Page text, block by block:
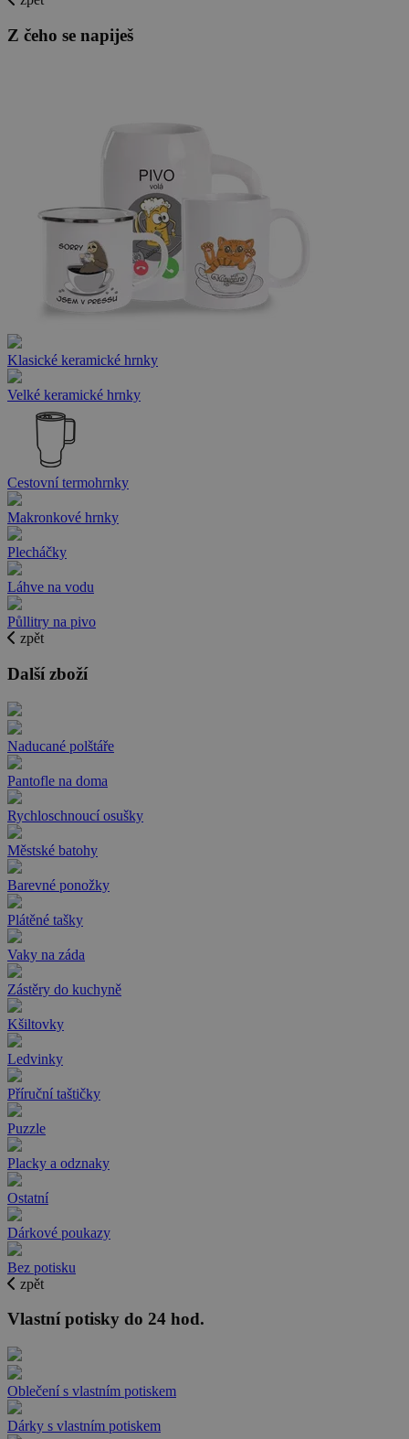
Z čeho se napiješ
Klasické keramické hrnky
Velké keramické hrnky
Cestovní termohrnky
Makronkové hrnky
Plecháčky
Láhve na vodu
Půllitry na pivo
zpět
Další zboží
Naducané polštáře
Pantofle na doma
Rychloschnoucí osušky
Městské batohy
Barevné ponožky
Plátěné tašky
Vaky na záda
Zástěry do kuchyně
Kšiltovky
Ledvinky
Příruční taštičky
Puzzle
Placky a odznaky
Ostatní
Dárkové poukazy
Bez potisku
zpět
Vlastní potisky do 24 hod.
Oblečení s vlastním potiskem
Dárky s vlastním potiskem